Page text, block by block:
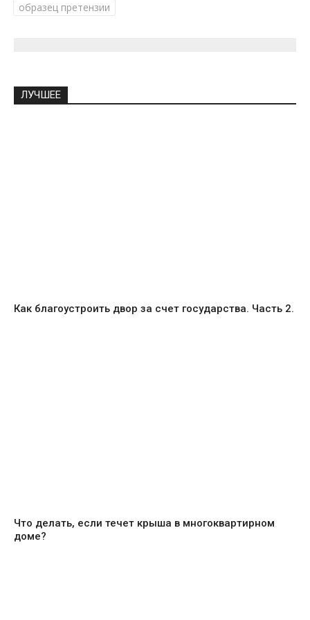
образец претензии
ЛУЧШЕЕ
Как благоустроить двор за счет государства. Часть 2.
Что делать, если течет крыша в многоквартирном
доме?